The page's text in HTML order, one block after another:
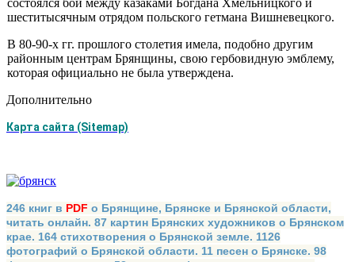
состо­ялся бой между казаками Богдана Хмельницкого и
шеститысяч­ным отрядом польского гетмана Вишневецкого.
В 80-90-х гг. прошлого столетия имела, подобно другим
район­ным центрам Брянщины, свою гербовидную эмблему,
которая офи­циально не была утверждена.
Дополнительно
Карта сайта (Sitemap)
246 книг в PDF о Брянщине, Брянске и Брянской области,
читать онлайн. 87 картин Брянских художников о Брянском
крае. 164 стихотворения о Брянской земле. 1126
фотографий о Брянской области. 11 песен о Брянске. 98